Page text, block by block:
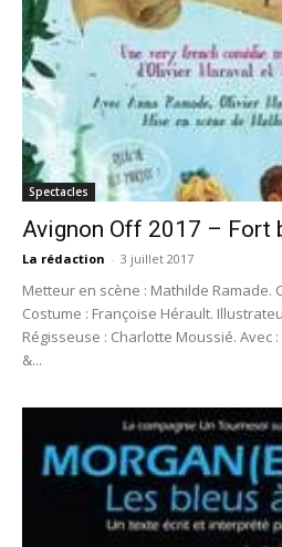
Spectacles
Avignon Off 2017 – Fort
La rédaction - 3 juillet 2017
Metteur en scène : Mathilde Ramade.
Costume : Françoise Hérault.
Régisseuse : Charlotte Moussié. Avec
&...